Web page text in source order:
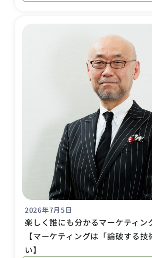
2026年7月5日
楽しく誰にも分かるマーケティ
【マーケティングは「論破する
い】